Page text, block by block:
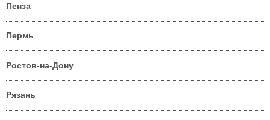
Пенза
Пермь
Ростов-на-Дону
Рязань